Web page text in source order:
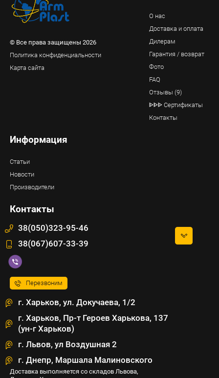
© Все права защищены 2026
Политика конфиденциальности
Карта сайта
О нас
Доставка и оплата
Дилерам
Гарантия / возврат
Фото
FAQ
Отзывы (9)
ᐈᐈᐈ Сертификаты
Контакты
Информация
Статьи
Новости
Производители
Контакты
38(050)323-95-46
38(067)607-33-39
Перезвоним
г. Харьков, ул. Докучаева, 1/2
г. Харьков, Пр-т Героев Харькова, 137
(ун-г Харьков)
г. Львов, ул Воздушная 2
г. Днепр, Маршала Малиновского
Доставка выполняется со складов Львова,